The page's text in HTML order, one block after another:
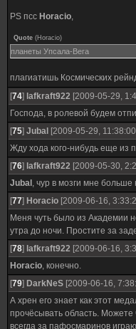
PS псс Horacio,
Quote (Horacio)
планеты Упсала-Вега
плагиатишь Космических
[74] lafkraft922 [2009-05-29,
Господа, в ролевой будем
[75] Jubal [2009-05-29,
Жду хода кого-нибудь еще из
[76] lafkraft922 [2009-05-30,
Jubal , чур в мозги мне больше
[77] Horacio [2009-06-16,
Меня чуть было из Академии
утра до ночи. Простите за
[78] lafkraft922 [2009-06-16,
Horacio, конечно.
[79] DarkNeS [2009-06-16,
А хрен его знает как этот
прочёсывать область.
всегда за пафосмаринов